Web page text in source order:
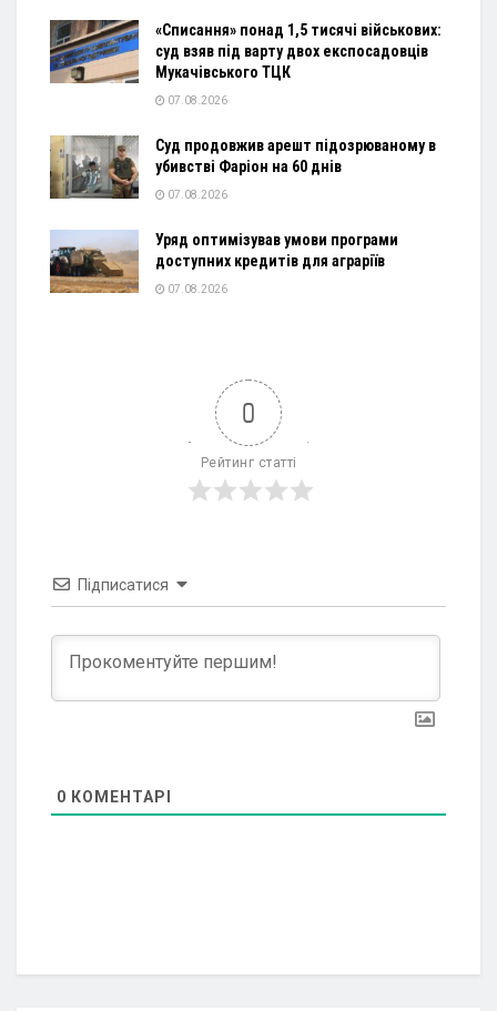
«Списання» понад 1,5 тисячі військових:
суд взяв під варту двох експосадовців
Мукачівського ТЦК
07.08.2026
Суд продовжив арешт підозрюваному в
убивстві Фаріон на 60 днів
07.08.2026
Уряд оптимізував умови програми
доступних кредитів для аграріїв
07.08.2026
0
Рейтинг статті
Підписатися
0 КОМЕНТАРІ